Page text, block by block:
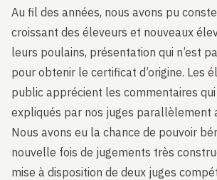
Au fil des années, nous avons pu
croissant des éleveurs et nouveaux
leurs poulains, présentation qui n’est
pour obtenir le certificat d’origine. Les
public apprécient les commentaires
expliqués par nos juges parallèlement
Nous avons eu la chance de pouvoir
nouvelle fois de jugements très
mise à disposition de deux juges